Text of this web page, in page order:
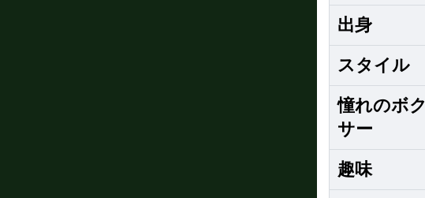
出身
スタイル
憧れのボク
サー
趣味